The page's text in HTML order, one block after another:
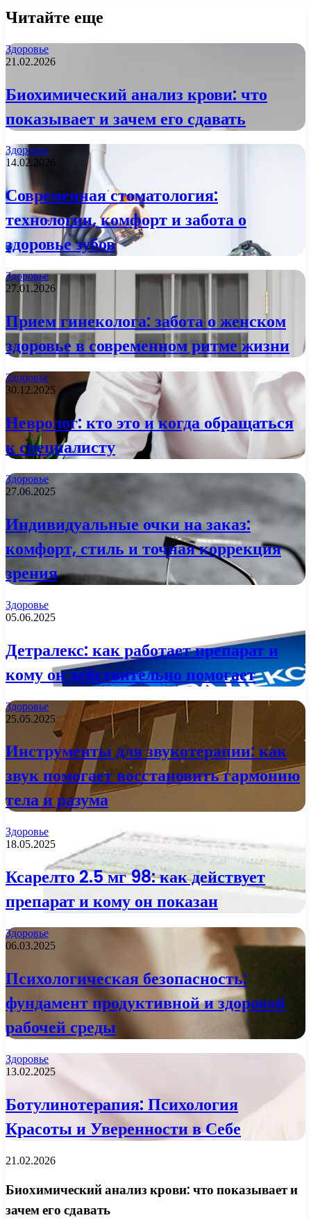
Читайте еще
Здоровье
21.02.2026
Биохимический анализ крови: что
показывает и зачем его сдавать
Здоровье
14.02.2026
Современная стоматология:
технологии, комфорт и забота о
здоровье зубов
Здоровье
27.01.2026
Прием гинеколога: забота о женском
здоровье в современном ритме жизни
Здоровье
30.12.2025
Невролог: кто это и когда обращаться
к специалисту
Здоровье
27.06.2025
Индивидуальные очки на заказ:
комфорт, стиль и точная коррекция
зрения
Здоровье
05.06.2025
Детралекс: как работает препарат и
кому он действительно помогает
Здоровье
25.05.2025
Инструменты для звукотерапии: как
звук помогает восстановить гармонию
тела и разума
Здоровье
18.05.2025
Ксарелто 2.5 мг 98: как действует
препарат и кому он показан
Здоровье
06.03.2025
Психологическая безопасность:
фундамент продуктивной и здоровой
рабочей среды
Здоровье
13.02.2025
Ботулинотерапия: Психология
Красоты и Уверенности в Себе
21.02.2026
Биохимический анализ крови: что показывает и
зачем его сдавать